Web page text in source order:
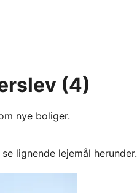
(4)
nye boliger.
lignende lejemål herunder.